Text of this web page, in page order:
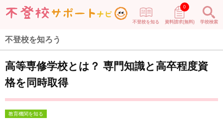
不登校を知る 資料請求(無料)
0
学校検索
不登校を知ろう
高等専修学校とは？ 専門知識と高卒程度資
格を同時取得
教育機関を知る